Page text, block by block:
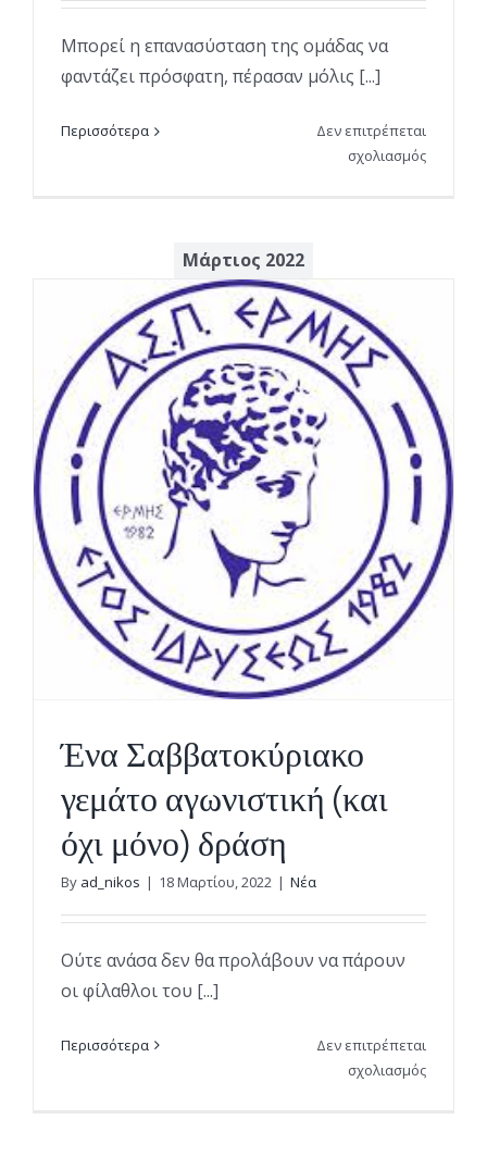
Μπορεί η επανασύσταση της ομάδας να
φαντάζει πρόσφατη, πέρασαν μόλις [...]
Περισσότερα
Δεν επιτρέπεται
σχολιασμόςστο
αποδίδει
καρπούς
Μάρτιος 2022
Ένα Σαββατοκύριακο
γεμάτο αγωνιστική (και
όχι μόνο) δράση
By ad_nikos | 18 Μαρτίου, 2022 | Νέα
Ούτε ανάσα δεν θα προλάβουν να πάρουν
οι φίλαθλοι του [...]
Περισσότερα
Δεν επιτρέπεται
σχολιασμόςστο